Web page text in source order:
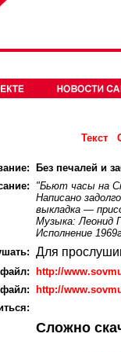
Текст
Без печалей и
"Бьют часы на
Написано
выкладка —
Музыка: Леонид
Исполнение
Для
http://
http://
Сложно